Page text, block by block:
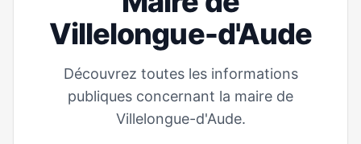
Villelongue-d'Aude
Découvrez toutes les informations
publiques concernant la maire de
Villelongue-d'Aude.